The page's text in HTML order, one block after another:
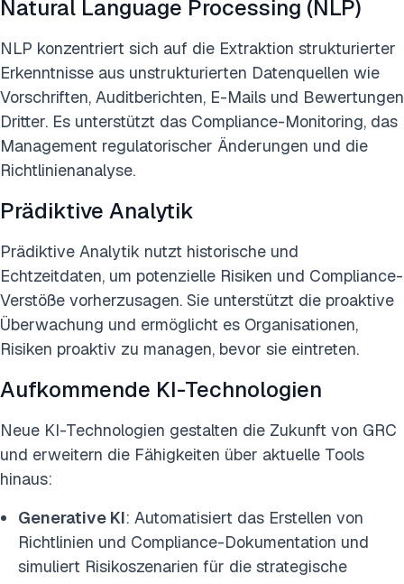
Natural Language Processing (NLP)
NLP konzentriert sich auf die Extraktion strukturierter
Erkenntnisse aus unstrukturierten Datenquellen wie
Vorschriften, Auditberichten, E-Mails und Bewertungen
Dritter. Es unterstützt das Compliance-Monitoring, das
Management regulatorischer Änderungen und die
Richtlinienanalyse.
Prädiktive Analytik
Prädiktive Analytik nutzt historische und
Echtzeitdaten, um potenzielle Risiken und Compliance-
Verstöße vorherzusagen. Sie unterstützt die proaktive
Überwachung und ermöglicht es Organisationen,
Risiken proaktiv zu managen, bevor sie eintreten.
Aufkommende KI-Technologien
Neue KI-Technologien gestalten die Zukunft von GRC
und erweitern die Fähigkeiten über aktuelle Tools
hinaus:
Generative KI: Automatisiert das Erstellen von
Richtlinien und Compliance-Dokumentation und
simuliert Risikoszenarien für die strategische